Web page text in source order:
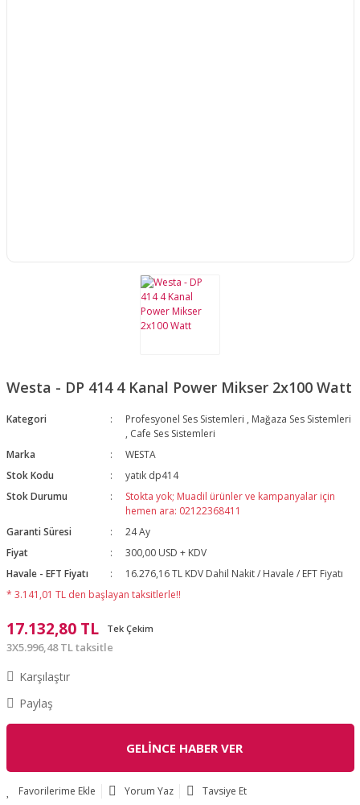
Westa - DP 414 4 Kanal Power Mikser 2x100 Watt
Kategori Profesyonel Ses Sistemleri , Mağaza Ses Sistemleri
, Cafe Ses Sistemleri
Marka
WESTA
Stok Kodu
yatık dp414
Stok Durumu
Stokta yok; Muadil ürünler ve kampanyalar için
hemen ara: 02122368411
Garanti Süresi
24 Ay
Fiyat
300,00 USD + KDV
Havale - EFT Fiyatı
16.276,16 TL KDV Dahil Nakit / Havale / EFT Fiyatı
* 3.141,01 TL den başlayan taksitlerle!!
17.132,80 TL Tek Çekim
3X5.996,48 TL taksitle
Karşılaştır
Paylaş
GELİNCE HABER VER
Yorum Yaz Tavsiye Et